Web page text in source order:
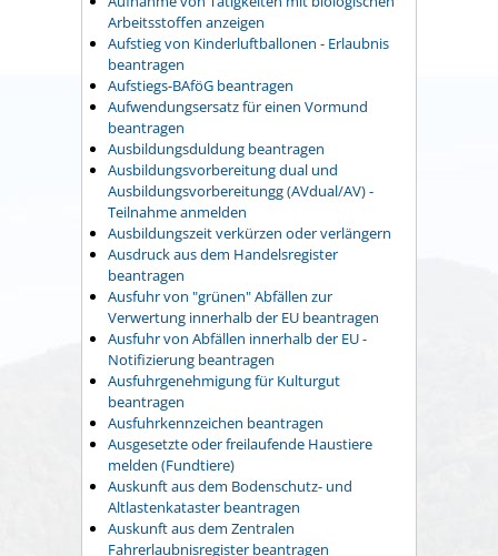
Arbeitsstoffen anzeigen
Aufstieg von Kinderluftballonen - Erlaubnis
beantragen
Aufstiegs-BAföG beantragen
Aufwendungsersatz für einen Vormund
beantragen
Ausbildungsduldung beantragen
Ausbildungsvorbereitung dual und
Ausbildungsvorbereitungg (AVdual/AV) -
Teilnahme anmelden
Ausbildungszeit verkürzen oder verlängern
Ausdruck aus dem Handelsregister
beantragen
Ausfuhr von "grünen" Abfällen zur
Verwertung innerhalb der EU beantragen
Ausfuhr von Abfällen innerhalb der EU -
Notifizierung beantragen
Ausfuhrgenehmigung für Kulturgut
beantragen
Ausfuhrkennzeichen beantragen
Ausgesetzte oder freilaufende Haustiere
melden (Fundtiere)
Auskunft aus dem Bodenschutz- und
Altlastenkataster beantragen
Auskunft aus dem Zentralen
Fahrerlaubnisregister beantragen